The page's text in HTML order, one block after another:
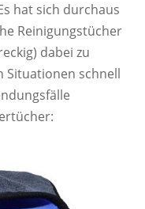
hat sich durchaus
Reinigungstücher
dabei zu
Situationen schnell